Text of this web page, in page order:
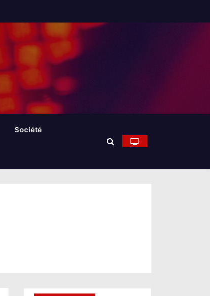
Société